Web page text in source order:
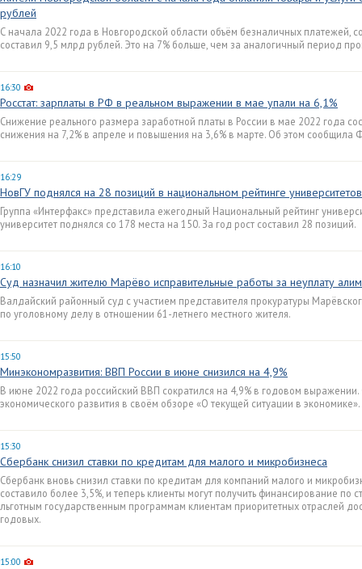
рублей
С начала 2022 года в Новгородской области объём безналичных платежей,
составил 9,5 млрд рублей. Это на 7% больше, чем за аналогичный период
16:30
Росстат: зарплаты в РФ в реальном выражении в мае упали на 6,1%
Снижение реального размера заработной платы в России в мае 2022 года
снижения на 7,2% в апреле и повышения на 3,6% в марте. Об этом сообщила
16:29
НовГУ поднялся на 28 позиций в национальном рейтинге университетов
Группа «Интерфакс» представила ежегодный Национальный рейтинг
университет поднялся со 178 места на 150. За год рост составил 28 позиций.
16:10
Суд назначил жителю Марёво исправительные работы за неуплату
Валдайский районный суд с участием представителя прокуратуры
по уголовному делу в отношении 61-летнего местного жителя.
15:50
Минэкономразвития: ВВП России в июне снизился на 4,9%
В июне 2022 года российский ВВП сократился на 4,9% в годовом
экономического развития в своём обзоре «О текущей ситуации в экономике».
15:30
Сбербанк снизил ставки по кредитам для малого и микробизнеса
Сбербанк вновь снизил ставки по кредитам для компаний малого и
составило более 3,5%, и теперь клиенты могут получить финансирование по
льготным государственным программам клиентам приоритетных отраслей
годовых.
15:00